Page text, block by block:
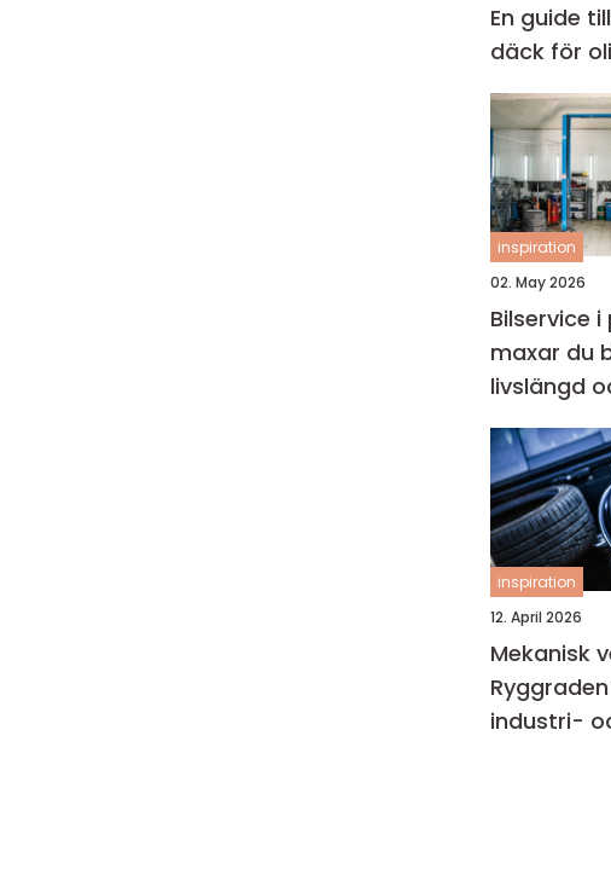
En guide
däck för
inspiration
02. May 2026
Bilservice i
maxar du
livslängd
inspiration
12. April 2026
Mekanisk
industri-